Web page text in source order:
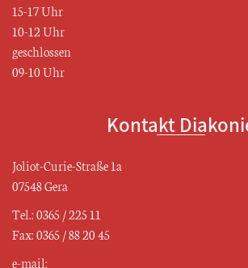
15-17 Uhr
10-12 Uhr
geschlossen
09-10 Uhr
Kontakt
Joliot-Curie-Straße 1a
07548 Gera
Tel.: 0365 / 225 11
Fax: 0365 / 88 20 45
e-mail: